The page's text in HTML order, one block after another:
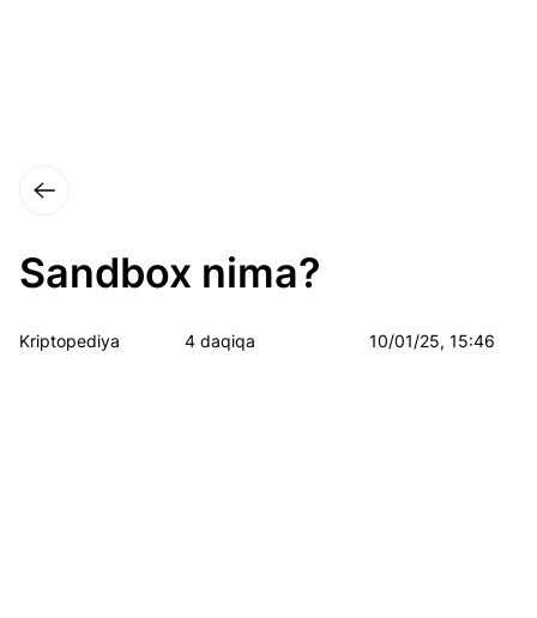
Sandbox nima?
Kriptopediya 4 daqiqa 10/01/25, 15:46